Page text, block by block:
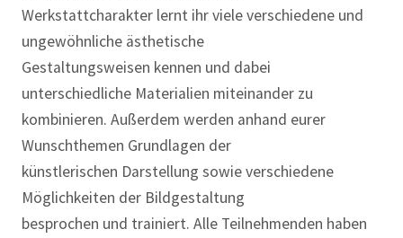
Werkstattcharakter lernt ihr viele verschiedene und
ungewöhnliche ästhetische
Gestaltungsweisen kennen und dabei
unterschiedliche Materialien miteinander zu
kombinieren. Außerdem werden anhand eurer
Wunschthemen Grundlagen der
künstlerischen Darstellung sowie verschiedene
Möglichkeiten der Bildgestaltung
besprochen und trainiert. Alle Teilnehmenden haben